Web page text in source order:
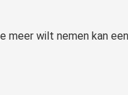
meer wilt nemen kan